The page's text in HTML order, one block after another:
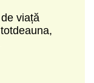
viață